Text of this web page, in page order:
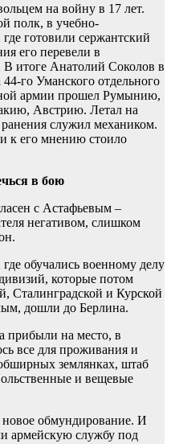
на войну в 17 лет.
полк, в учебно-
готовили сержантский
его перевели в
итоге Анатолий Соколов в
го Уманского отдельного
армии прошел Румынию,
Австрию. Летал на
служил механиком.
к его мнению стоило
в бою
с Астафьевым –
негативом, слишком
обучались военному делу
которые потом
Сталинградской и Курской
дошли до Берлина.
прибыли на место, в
все для проживания и
землянках, штаб
и вещевые
обмундирование. И
армейскую службу под